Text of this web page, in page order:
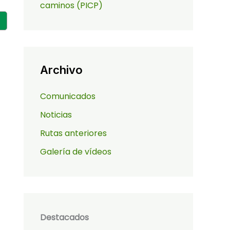
caminos (PICP)
Archivo
Comunicados
Noticias
Rutas anteriores
Galería de vídeos
Destacados